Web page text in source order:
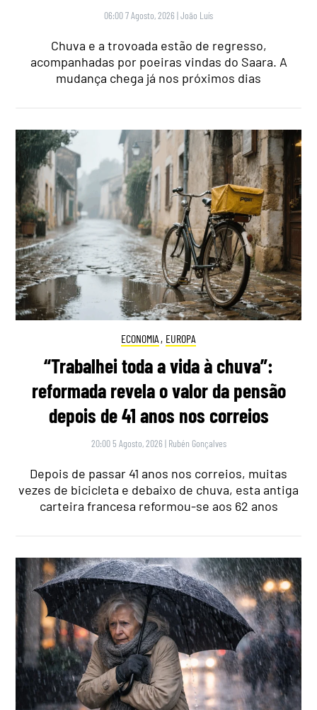
06:00 7 Agosto, 2026 |João Luís
Chuva e a trovoada estão de regresso,
acompanhadas por poeiras vindas do Saara. A
mudança chega já nos próximos dias
ECONOMIA , EUROPA
“Trabalhei toda a vida à chuva”:
reformada revela o valor da pensão
depois de 41 anos nos correios
20:00 5 Agosto, 2026 | Rubén Gonçalves
Depois de passar 41 anos nos correios, muitas
vezes de bicicleta e debaixo de chuva, esta antiga
carteira francesa reformou-se aos 62 anos